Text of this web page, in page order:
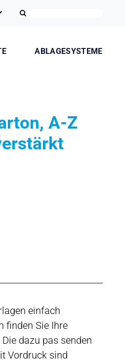
ABLAGESYSTEME
A-Z
einfach
finden Sie Ihre
dazu pas senden
Vordruck sind